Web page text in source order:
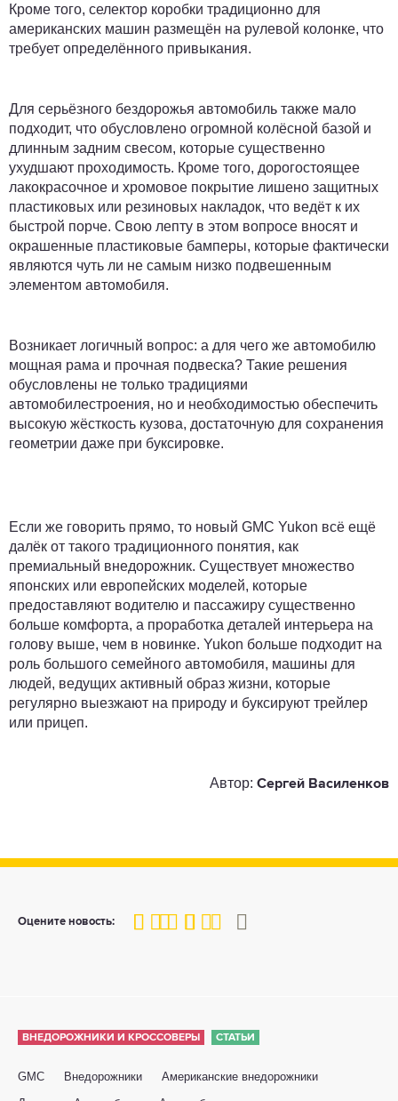
Кроме того, селектор коробки традиционно для
американских машин размещён на рулевой колонке, что
требует определённого привыкания.
Для серьёзного бездорожья автомобиль также мало
подходит, что обусловлено огромной колёсной базой и
длинным задним свесом, которые существенно
ухудшают проходимость. Кроме того, дорогостоящее
лакокрасочное и хромовое покрытие лишено защитных
пластиковых или резиновых накладок, что ведёт к их
быстрой порче. Свою лепту в этом вопросе вносят и
окрашенные пластиковые бамперы, которые фактически
являются чуть ли не самым низко подвешенным
элементом автомобиля.
Возникает логичный вопрос: а для чего же автомобилю
мощная рама и прочная подвеска? Такие решения
обусловлены не только традициями
автомобилестроения, но и необходимостью обеспечить
высокую жёсткость кузова, достаточную для сохранения
геометрии даже при буксировке.
Если же говорить прямо, то новый GMC Yukon всё ещё
далёк от такого традиционного понятия, как
премиальный внедорожник. Существует множество
японских или европейских моделей, которые
предоставляют водителю и пассажиру существенно
больше комфорта, а проработка деталей интерьера на
голову выше, чем в новинке. Yukon больше подходит на
роль большого семейного автомобиля, машины для
людей, ведущих активный образ жизни, которые
регулярно выезжают на природу и буксируют трейлер
или прицеп.
Автор: Сергей Василенков
Оцените новость:
80
1 2 3 4 5
ВНЕДОРОЖНИКИ И КРОССОВЕРЫ СТАТЬИ
GMC Внедорожники
Американские внедорожники